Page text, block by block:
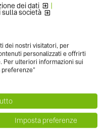
dei dati |
sulla società
dei nostri visitatori, per
personalizzati e offrirti
Per ulteriori informazioni sui
Imposta preferenze